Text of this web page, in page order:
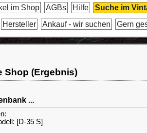
im Shop AGBs Hilfe
Suche im
Hersteller
Ankauf - wir suchen Gern
Shop (Ergebnis)
...
[D-35 S]